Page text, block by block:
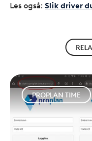
Les også: Slik driver
PROPLAN TIME